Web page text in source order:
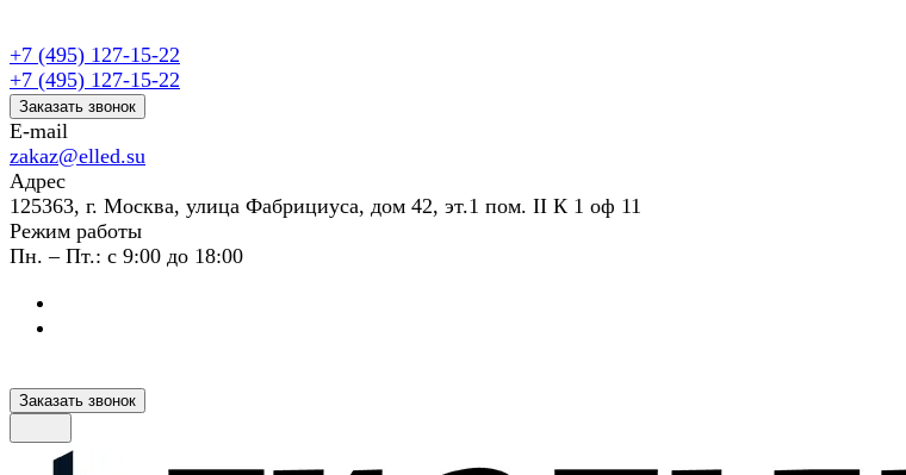
+7 (495) 127-15-22
+7 (495) 127-15-22
Заказать звонок
E-mail
zakaz@elled.su
Адрес
125363, г. Москва, улица Фабрициуса, дом 42, эт.1 пом. II К 1 оф 11
Режим работы
Пн. – Пт.: с 9:00 до 18:00
Заказать звонок